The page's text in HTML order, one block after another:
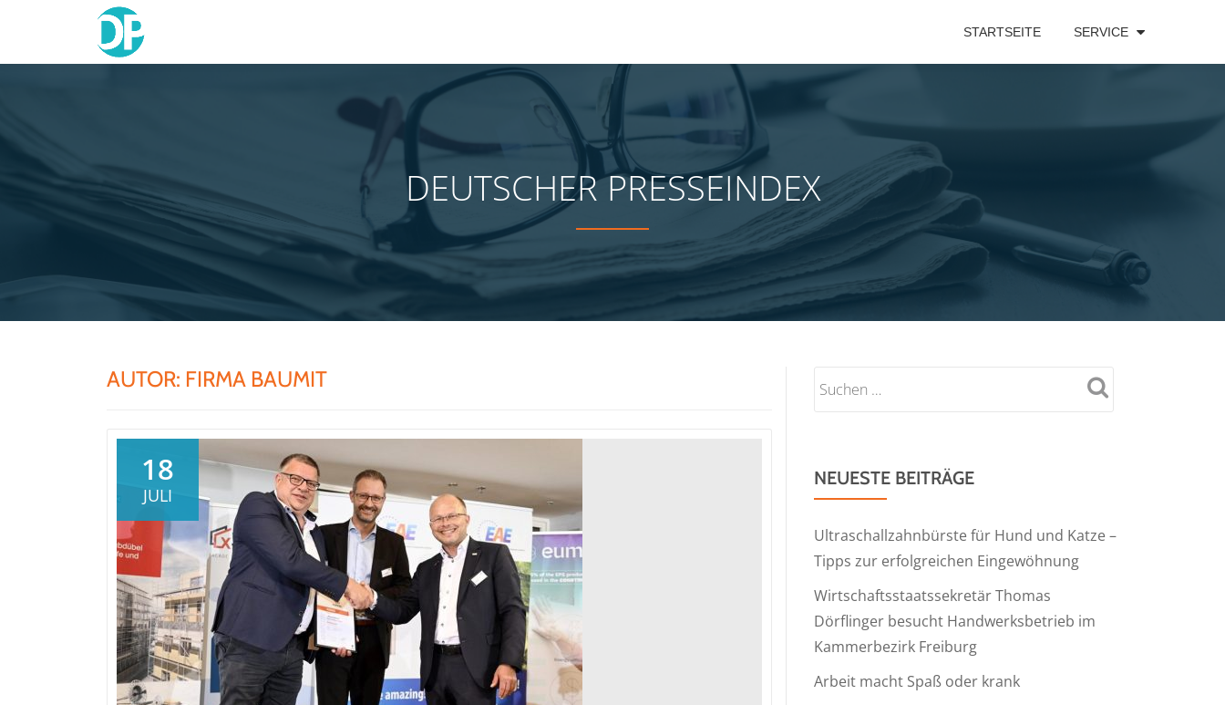
STARTSEITE SERVICE
DEUTSCHER PRESSEINDEX
AUTOR: FIRMA BAUMIT
18
JULI
NEUESTE BEITRÄGE
Ultraschallzahnbürste für Hund und Katze –
Tipps zur erfolgreichen Eingewöhnung
Wirtschaftsstaatssekretär Thomas
Dörflinger besucht Handwerksbetrieb im
Kammerbezirk Freiburg
Arbeit macht Spaß oder krank